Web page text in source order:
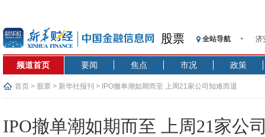
股票 全站导航
在
频道首页 要闻 焦点 市况 政策
首页 > 股票 > 新华社报刊 > IPO撤单潮如期而至 上周21家公司知难而退
IPO撤单潮如期而至 上周21家公